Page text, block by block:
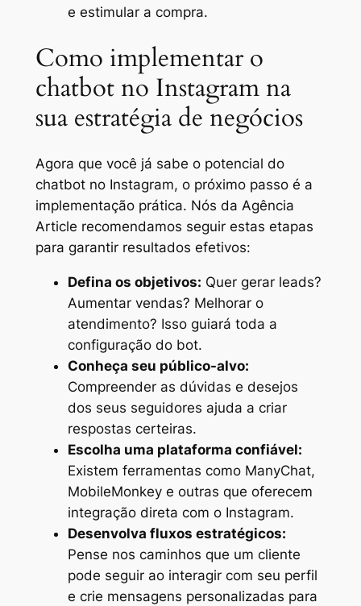
e estimular a compra.
Como implementar o
chatbot no Instagram na
sua estratégia de negócios
Agora que você já sabe o potencial do
chatbot no Instagram, o próximo passo é a
implementação prática. Nós da Agência
Article recomendamos seguir estas etapas
para garantir resultados efetivos:
Defina os objetivos: Quer gerar leads?
Aumentar vendas? Melhorar o
atendimento? Isso guiará toda a
configuração do bot.
Conheça seu público-alvo:
Compreender as dúvidas e desejos
dos seus seguidores ajuda a criar
respostas certeiras.
Escolha uma plataforma confiável:
Existem ferramentas como ManyChat,
MobileMonkey e outras que oferecem
integração direta com o Instagram.
Desenvolva fluxos estratégicos:
Pense nos caminhos que um cliente
pode seguir ao interagir com seu perfil
e crie mensagens personalizadas para